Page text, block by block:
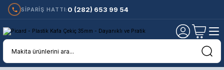
SİPARİŞ HATTI: 0 (282) 653 99 54